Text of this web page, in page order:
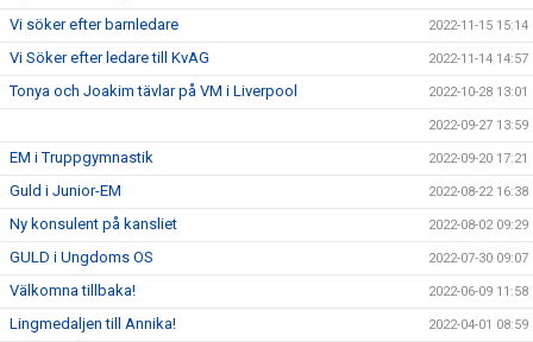
Vi söker efter barnledare 2022-11-15 15:14
Vi Söker efter ledare till KvAG 2022-11-14 14:57
Tonya och Joakim tävlar på VM i Liverpool 2022-10-28 13:01
2022-09-27 13:59
EM i Truppgymnastik 2022-09-20 17:21
Guld i Junior-EM 2022-08-22 16:38
Ny konsulent på kansliet 2022-08-02 09:29
GULD i Ungdoms OS 2022-07-30 09:07
Välkomna tillbaka! 2022-06-09 11:58
Lingmedaljen till Annika! 2022-04-01 08:59